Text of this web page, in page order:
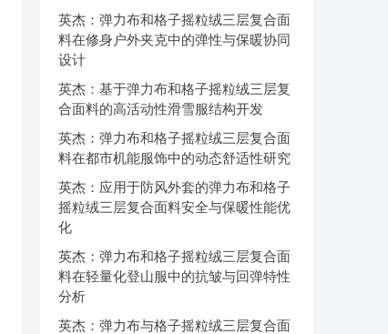
英杰：弹力布和格子摇粒绒三层复合面
料在修身户外夹克中的弹性与保暖协同
设计
英杰：基于弹力布和格子摇粒绒三层复
合面料的高活动性滑雪服结构开发
英杰：弹力布和格子摇粒绒三层复合面
料在都市机能服饰中的动态舒适性研究
英杰：应用于防风外套的弹力布和格子
摇粒绒三层复合面料安全与保暖性能优
化
英杰：弹力布和格子摇粒绒三层复合面
料在轻量化登山服中的抗皱与回弹特性
分析
英杰：弹力布与格子摇粒绒三层复合面